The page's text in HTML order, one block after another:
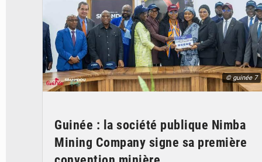
© guinée 7
Guinée : la société publique Nimba
Mining Company signe sa première